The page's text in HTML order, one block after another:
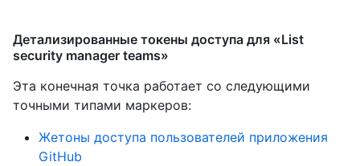
Детализированные токены доступа для «List
security manager teams»
Эта конечная точка работает со следующими
точными типами маркеров:
Жетоны доступа пользователей приложения
GitHub